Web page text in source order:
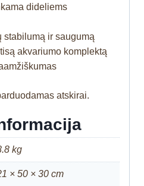
dideliems
stabilumą ir saugumą
akvariumo komplektą
atskirai.
kg
× 50 × 30 cm